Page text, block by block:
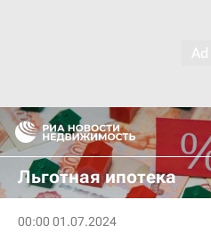
Льготная ипотека
00:00 01.07.2024